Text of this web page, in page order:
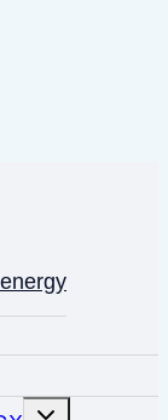
Переключить